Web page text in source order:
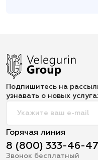
Подпишитесь на
узнавать о новых
Горячая линия
8 (800) 333-46-47
Звонок бесплатный